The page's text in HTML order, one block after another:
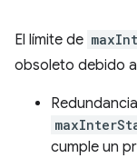
El límite de
obsoleto debido
cumple un